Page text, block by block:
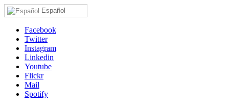
Español
Facebook
Twitter
Instagram
Linkedin
Youtube
Flickr
Mail
Spotify